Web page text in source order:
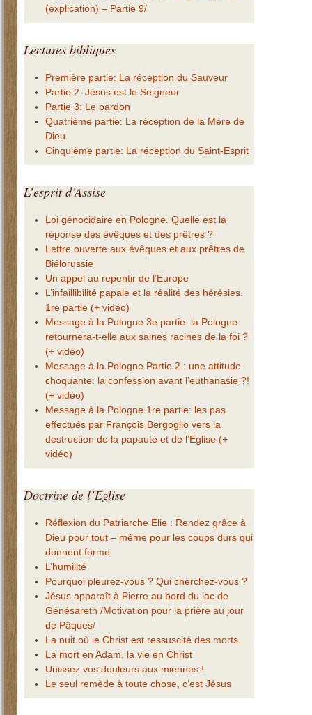
(explication) – Partie 9/
Lecturesbibliques
Première partie: La réception du Sauveur
Partie 2: Jésus est le Seigneur
Partie 3: Le pardon
Quatrième partie: La réception de la Mère de
Dieu
Cinquième partie: La réception du Saint-Esprit
L’espritd’Assise
Loi génocidaire en Pologne. Quelle est la
réponse des évêques et des prêtres ?
Lettre ouverte aux évêques et aux prêtres de
Biélorussie
Un appel au repentir de l’Europe
L’infaillibilité papale et la réalité des hérésies.
1re partie (+ vidéo)
Message à la Pologne 3e partie: la Pologne
retournera-t-elle aux saines racines de la foi ?
(+ vidéo)
Message à la Pologne Partie 2 : une attitude
choquante: la confession avant l’euthanasie ?!
(+ vidéo)
Message à la Pologne 1re partie: les pas
effectués par François Bergoglio vers la
destruction de la papauté et de l’Eglise (+
vidéo)
Doctrinede l’Eglise
Réflexion du Patriarche Elie : Rendez grâce à
Dieu pour tout – même pour les coups durs qui
donnent forme
L’humilité
Pourquoi pleurez-vous ? Qui cherchez-vous ?
Jésus apparaît à Pierre au bord du lac de
Génésareth /Motivation pour la prière au jour
de Pâques/
La nuit où le Christ est ressuscité des morts
La mort en Adam, la vie en Christ
Unissez vos douleurs aux miennes !
Le seul remède à toute chose, c’est Jésus